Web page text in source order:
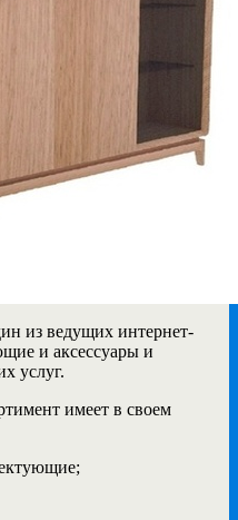
из ведущих интернет-
и аксессуары и
услуг.
имеет в своем